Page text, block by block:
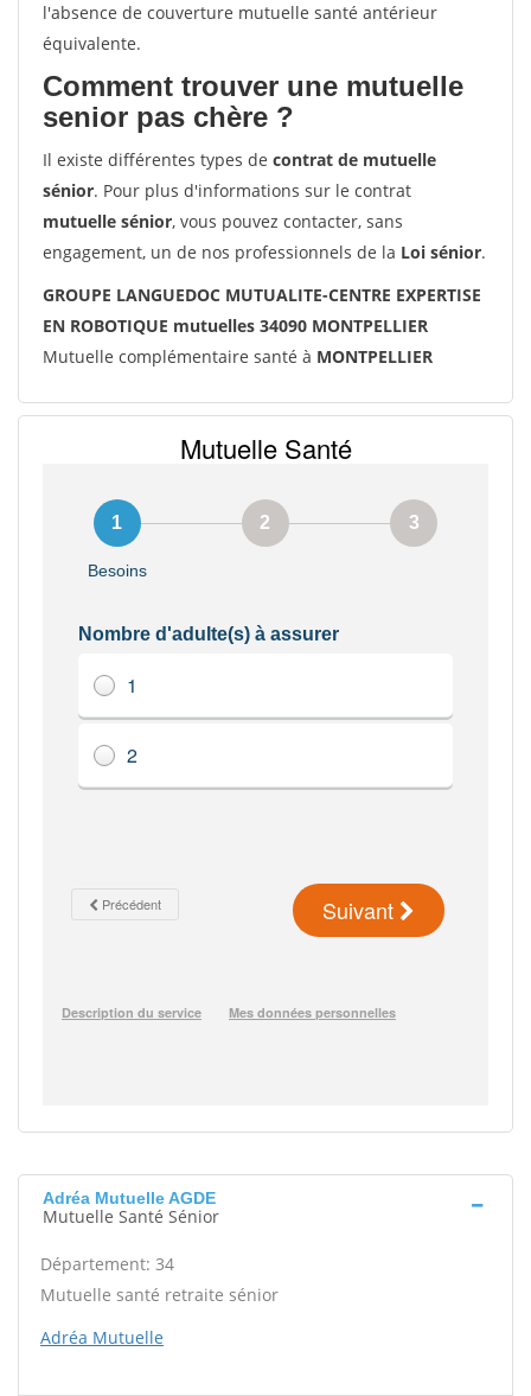
l'absence de couverture mutuelle santé antérieur
équivalente.
Comment trouver une mutuelle
senior pas chère ?
Il existe différentes types de contrat de mutuelle
sénior. Pour plus d'informations sur le contrat
mutuelle sénior, vous pouvez contacter, sans
engagement, un de nos professionnels de la Loi sénior.
GROUPE LANGUEDOC MUTUALITE-CENTRE EXPERTISE
EN ROBOTIQUE mutuelles 34090 MONTPELLIER
Mutuelle complémentaire santé à MONTPELLIER
Adréa Mutuelle AGDE
Mutuelle Santé Sénior
Département: 34
Mutuelle santé retraite sénior
Adréa Mutuelle